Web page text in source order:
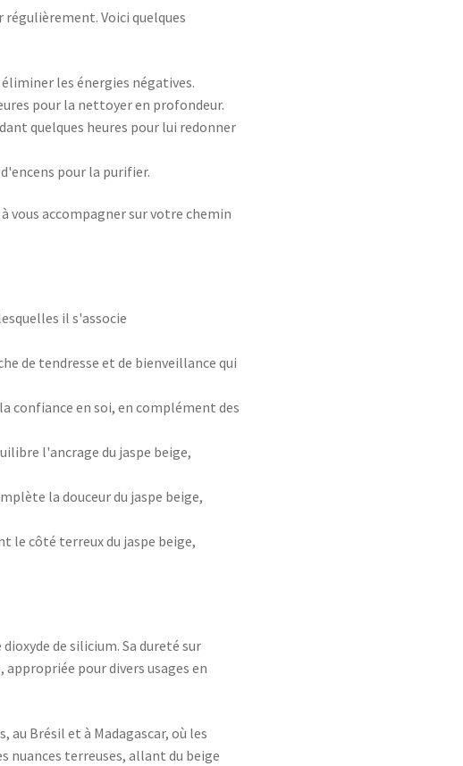
Voici quelques
les énergies négatives.
pour la nettoyer en profondeur.
quelques heures pour lui redonner
pour la purifier.
accompagner sur votre chemin
il s'associe
de tendresse et de bienveillance qui
confiance en soi, en complément des
l'ancrage du jaspe beige,
la douceur du jaspe beige,
le côté terreux du jaspe beige,
de silicium. Sa dureté sur
pour divers usages en
Brésil et à Madagascar, où les
nuances terreuses, allant du beige